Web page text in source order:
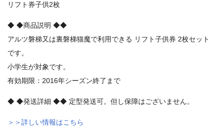
リフト券子供2枚
◆ ◆商品説明 ◆◆
アルツ磐梯又は裏磐梯猫魔で利用できる リフト子供券 2枚セット
です。
小学生が対象です。
有効期限：2016年シーズン終了まで
◆ ◆発送詳細 ◆◆ 定型発送可。但し保障はございません。
＞＞詳しい情報はこちら